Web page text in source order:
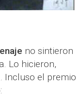
no sintieron
Lo hicieron,
Incluso el premio